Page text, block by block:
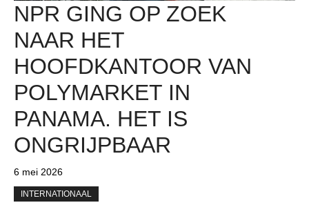
NPR GING OP ZOEK
NAAR HET
HOOFDKANTOOR VAN
POLYMARKET IN
PANAMA. HET IS
ONGRIJPBAAR
6 mei 2026
INTERNATIONAAL